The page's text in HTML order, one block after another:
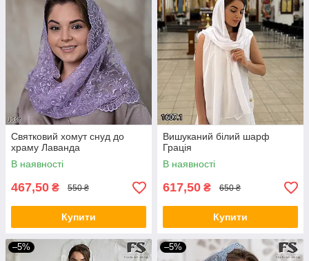
Святковий хомут снуд до
храму Лаванда
В наявності
467,50 ₴ 550 ₴
Купити
Вишуканий білий шарф
Грація
В наявності
617,50 ₴ 650 ₴
Купити
–5% –5%